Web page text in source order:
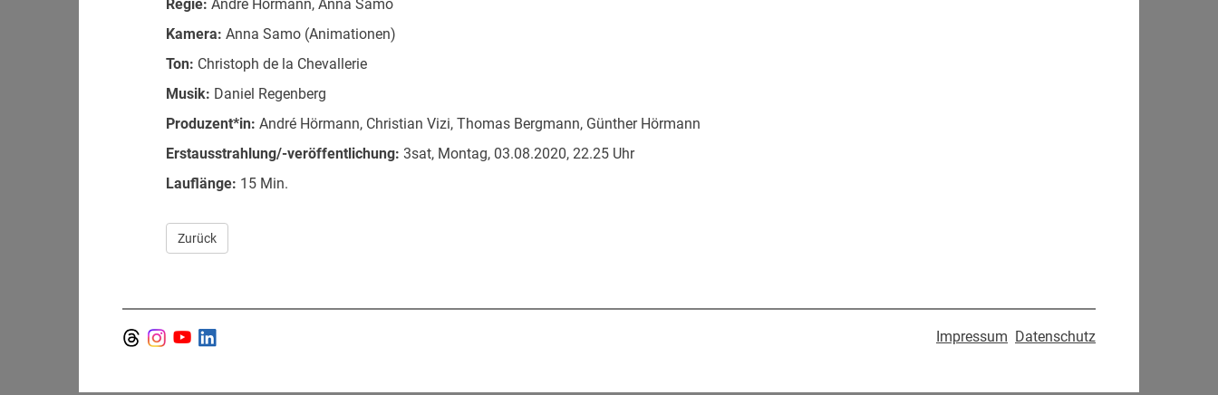
Regie: André Hörmann, Anna Samo
Kamera: Anna Samo (Animationen)
Ton: Christoph de la Chevallerie
Musik: Daniel Regenberg
Produzent*in: André Hörmann, Christian Vizi, Thomas Bergmann, Günther Hörmann
Erstausstrahlung/-veröffentlichung: 3sat, Montag, 03.08.2020, 22.25 Uhr
Lauflänge: 15 Min.
Zurück
Impressum Datenschutz